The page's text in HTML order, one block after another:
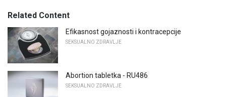
Related Content
Efikasnost gojaznosti i kontracepcije
SEKSUALNO ZDRAVLJE
Abortion tabletka - RU486
SEKSUALNO ZDRAVLJE